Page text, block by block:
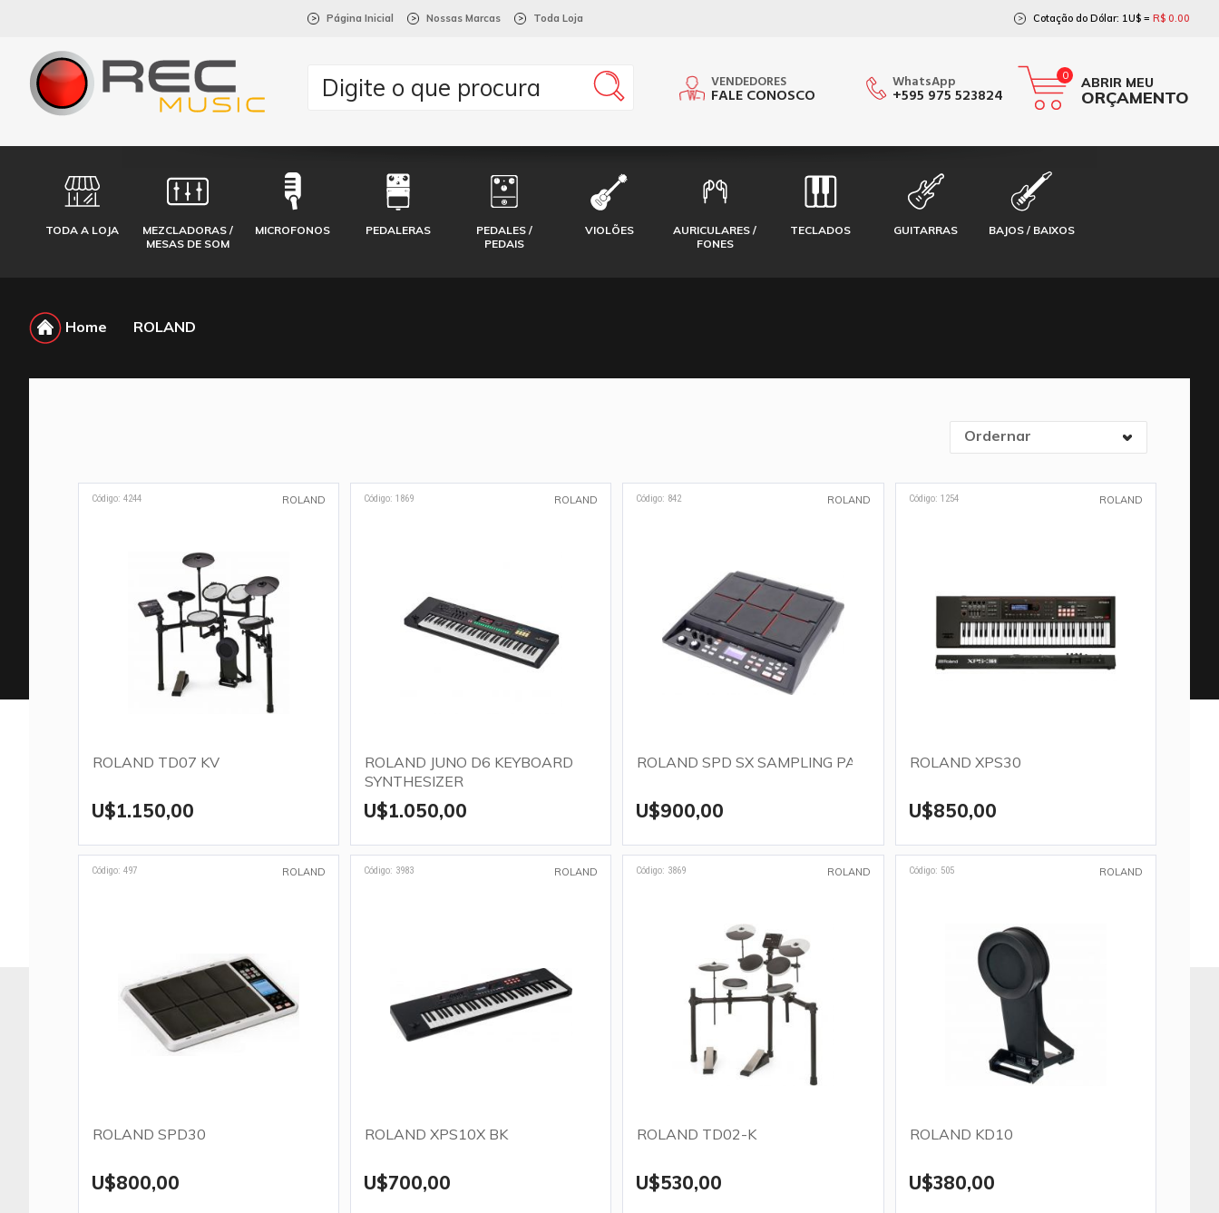
> Página Inicial > Nossas Marcas > Toda Loja > Cotação do Dólar: 1U$ = R$ 0.00
VENDEDORES
FALE CONOSCO
WhatsApp
+595 975 523824
0 ABRIR MEU
ORÇAMENTO
TODA A LOJA
MEZCLADORAS /
MESAS DE SOM
MICROFONOS PEDALERAS
PEDALES /
PEDAIS
VIOLÕES
AURICULARES /
FONES
TECLADOS GUITARRAS BAJOS / BAIXOS
Home ROLAND
Ordernar
Código: 4244 ROLAND
ROLAND TD07 KV
U$1.150,00
Código: 1869 ROLAND
ROLAND JUNO D6 KEYBOARD
SYNTHESIZER
U$1.050,00
Código: 842 ROLAND
ROLAND SPD SX SAMPLING PAD
U$900,00
Código: 1254 ROLAND
ROLAND XPS30
U$850,00
Código: 497 ROLAND
ROLAND SPD30
U$800,00
Código: 3983 ROLAND
ROLAND XPS10X BK
U$700,00
Código: 3869 ROLAND
ROLAND TD02-K
U$530,00
Código: 505 ROLAND
ROLAND KD10
U$380,00